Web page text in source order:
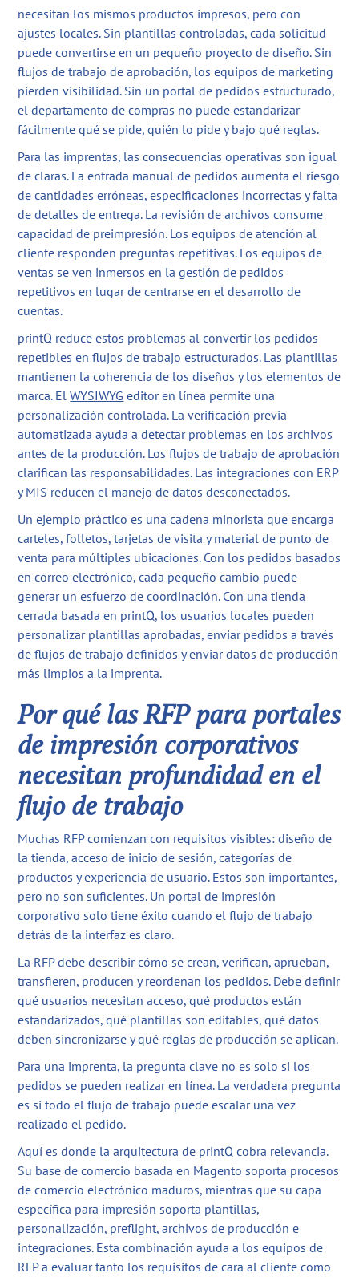
necesitan los mismos productos impresos, pero con
ajustes locales. Sin plantillas controladas, cada solicitud
puede convertirse en un pequeño proyecto de diseño. Sin
flujos de trabajo de aprobación, los equipos de marketing
pierden visibilidad. Sin un portal de pedidos estructurado,
el departamento de compras no puede estandarizar
fácilmente qué se pide, quién lo pide y bajo qué reglas.
Para las imprentas, las consecuencias operativas son igual
de claras. La entrada manual de pedidos aumenta el riesgo
de cantidades erróneas, especificaciones incorrectas y falta
de detalles de entrega. La revisión de archivos consume
capacidad de preimpresión. Los equipos de atención al
cliente responden preguntas repetitivas. Los equipos de
ventas se ven inmersos en la gestión de pedidos
repetitivos en lugar de centrarse en el desarrollo de
cuentas.
printQ reduce estos problemas al convertir los pedidos
repetibles en flujos de trabajo estructurados. Las plantillas
mantienen la coherencia de los diseños y los elementos de
marca. ElWYSIWYG editor en línea permite una
personalización controlada. La verificación previa
automatizada ayuda a detectar problemas en los archivos
antes de la producción. Los flujos de trabajo de aprobación
clarifican las responsabilidades. Las integraciones con ERP
y MIS reducen el manejo de datos desconectados.
Un ejemplo práctico es una cadena minorista que encarga
carteles, folletos, tarjetas de visita y material de punto de
venta para múltiples ubicaciones. Con los pedidos basados
en correo electrónico, cada pequeño cambio puede
generar un esfuerzo de coordinación. Con una tienda
cerrada basada en printQ, los usuarios locales pueden
personalizar plantillas aprobadas, enviar pedidos a través
de flujos de trabajo definidos y enviar datos de producción
más limpios a la imprenta.
Por qué las RFP para portales
de impresión corporativos
necesitan profundidad en el
flujo de trabajo
Muchas RFP comienzan con requisitos visibles: diseño de
la tienda, acceso de inicio de sesión, categorías de
productos y experiencia de usuario. Estos son importantes,
pero no son suficientes. Un portal de impresión
corporativo solo tiene éxito cuando el flujo de trabajo
detrás de la interfaz es claro.
La RFP debe describir cómo se crean, verifican, aprueban,
transfieren, producen y reordenan los pedidos. Debe definir
qué usuarios necesitan acceso, qué productos están
estandarizados, qué plantillas son editables, qué datos
deben sincronizarse y qué reglas de producción se aplican.
Para una imprenta, la pregunta clave no es solo si los
pedidos se pueden realizar en línea. La verdadera pregunta
es si todo el flujo de trabajo puede escalar una vez
realizado el pedido.
Aquí es donde la arquitectura de printQ cobra relevancia.
Su base de comercio basada en Magento soporta procesos
de comercio electrónico maduros, mientras que su capa
específica para impresión soporta plantillas,
personalización, preflight, archivos de producción e
integraciones. Esta combinación ayuda a los equipos de
RFP a evaluar tanto los requisitos de cara al cliente como